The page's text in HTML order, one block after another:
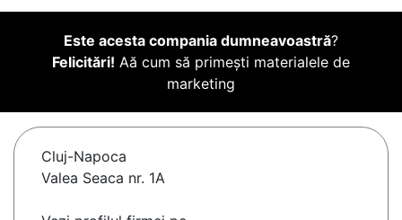
Este acesta compania dumneavoastră?
Felicitări! Aă cum să primești materialele de
marketing
Cluj-Napoca
Valea Seaca nr. 1A